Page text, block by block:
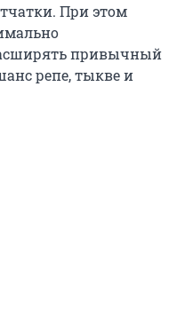
При этом
привычный
репе, тыкве и